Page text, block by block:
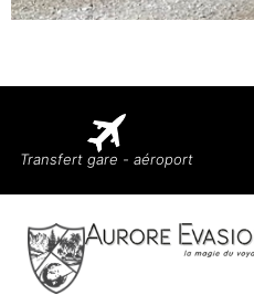
Transfert gare - aéroport